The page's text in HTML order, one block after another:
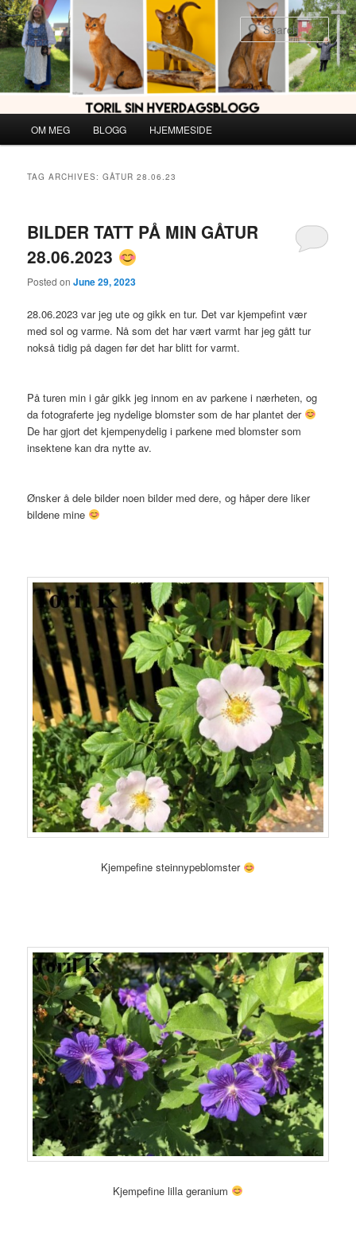
Skip
to
primary
content
Skip
to
secondary
content
OM MEG BLOGG HJEMMESIDE
TAG ARCHIVES:GÅTUR 28.06.23
BILDER TATT PÅ MIN GÅTUR
28.06.2023
Posted onJune 29, 2023
28.06.2023 var jeg ute og gikk en tur. Det var kjempefint vær
med sol og varme. Nå som det har vært varmt har jeg gått tur
nokså tidig på dagen før det har blitt for varmt.
På turen min i går gikk jeg innom en av parkene i nærheten, og
da fotograferte jeg nydelige blomster som de har plantet der
De har gjort det kjempenydelig i parkene med blomster som
insektene kan dra nytte av.
Ønsker å dele bilder noen bilder med dere, og håper dere liker
bildene mine
Kjempefine steinnypeblomster
Kjempefine lilla geranium